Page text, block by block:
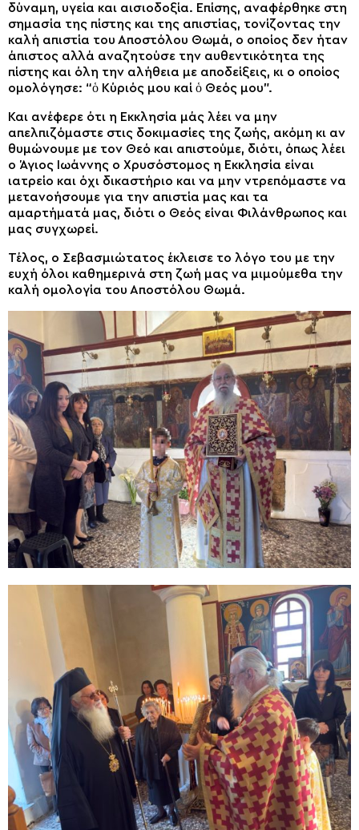
δύναμη, υγεία και αισιοδοξία. Επίσης, αναφέρθηκε στη
σημασία της πίστης και της απιστίας, τονίζοντας την
καλή απιστία του Αποστόλου Θωμά, ο οποίος δεν ήταν
άπιστος αλλά αναζητούσε την αυθεντικότητα της
πίστης και όλη την αλήθεια με αποδείξεις, κι ο οποίος
ομολόγησε: “ὁ Κύριός μου καί ὁ Θεός μου”.
Και ανέφερε ότι η Εκκλησία μάς λέει να μην
απελπιζόμαστε στις δοκιμασίες της ζωής, ακόμη κι αν
θυμώνουμε με τον Θεό και απιστούμε, διότι, όπως λέει
ο Άγιος Ιωάννης ο Χρυσόστομος η Εκκλησία είναι
ιατρείο και όχι δικαστήριο και να μην ντρεπόμαστε να
μετανοήσουμε για την απιστία μας και τα
αμαρτήματά μας, διότι ο Θεός είναι Φιλάνθρωπος και
μας συγχωρεί.
Τέλος, ο Σεβασμιώτατος έκλεισε το λόγο του με την
ευχή όλοι καθημερινά στη ζωή μας να μιμούμεθα την
καλή ομολογία του Αποστόλου Θωμά.